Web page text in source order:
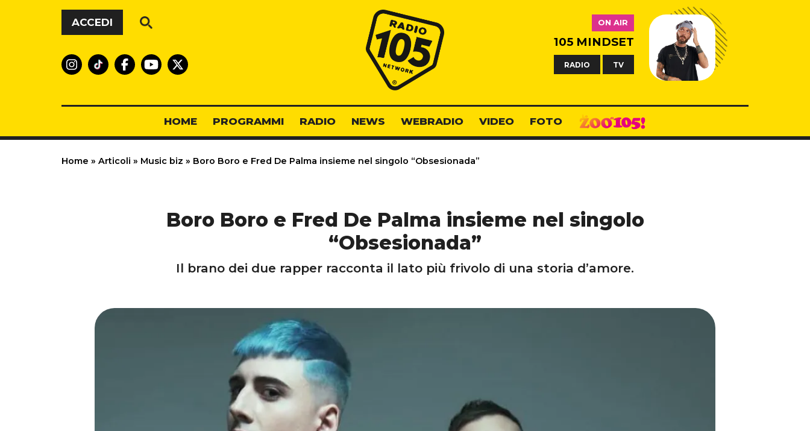
Vai al contenuto
ACCEDI
Radio 105
ON AIR
105 MINDSET
RADIO TV
HOME PROGRAMMI RADIO NEWS WEBRADIO VIDEO FOTO
Home » Articoli » Music biz » Boro Boro e Fred De Palma insieme nel singolo “Obsesionada”
Boro Boro e Fred De Palma insieme nel singolo
“Obsesionada”
Il brano dei due rapper racconta il lato più frivolo di una storia d’amore.